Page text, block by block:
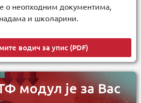
о неопходним документима,
и школарини.
водич за упис (PDF)
модул је за Вас